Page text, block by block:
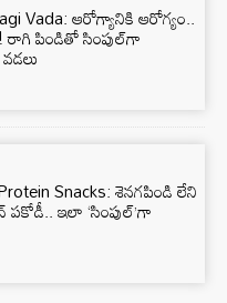
Vada: ఆరోగ్యానికి ఆరోగ్యం..
రాగి పిండితో సింపుల్‌గా
Snacks: శెనగపిండి లేని
పకోడీ.. ఇలా ‘సింపుల్’గా